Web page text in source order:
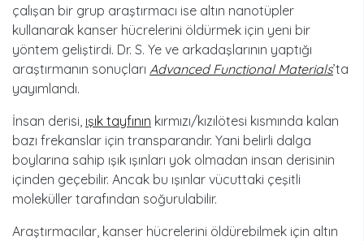
çalışan bir grup araştırmacı ise altın nanotüpler
kullanarak kanser hücrelerini öldürmek için yeni bir
yöntem geliştirdi. Dr. S. Ye ve arkadaşlarının yaptığı
araştırmanın sonuçları Advanced Functional Materials’ta
yayımlandı.
İnsan derisi, ışık tayfının kırmızı/kızılötesi kısmında kalan
bazı frekanslar için transparandır. Yani belirli dalga
boylarına sahip ışık ışınları yok olmadan insan derisinin
içinden geçebilir. Ancak bu ışınlar vücuttaki çeşitli
moleküller tarafından soğurulabilir.
Araştırmacılar, kanser hücrelerini öldürebilmek için altın